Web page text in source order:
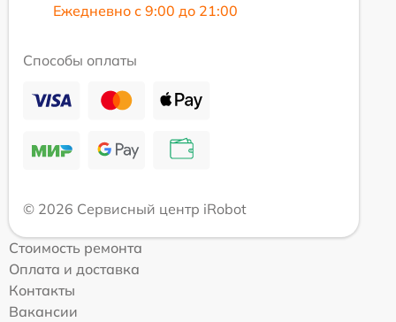
Ежедневно с 9:00 до 21:00
Способы оплаты
© 2026 Сервисный центр iRobot
Стоимость ремонта
Оплата и доставка
Контакты
Вакансии